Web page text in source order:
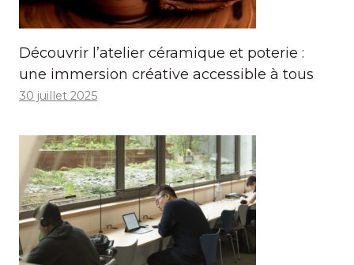
Découvrir l’atelier céramique et poterie :
une immersion créative accessible à tous
30 juillet 2025